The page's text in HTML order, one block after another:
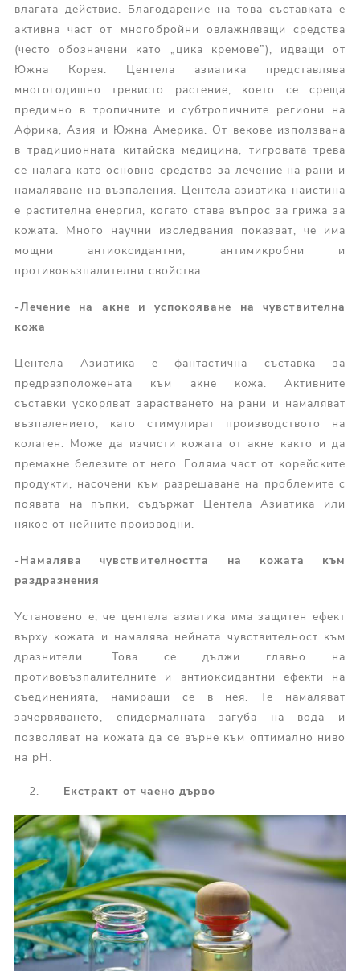
влагата действие. Благодарение на това съставката е
активна част от многобройни овлажняващи средства
(често обозначени като „цика кремове”), идващи от
Южна Корея. Центела азиатика представлява
многогодишно тревисто растение, което се среща
предимно в тропичните и субтропичните региони на
Африка, Азия и Южна Америка. От векове използвана
в традиционната китайска медицина, тигровата трева
се налага като основно средство за лечение на рани и
намаляване на възпаления. Центела азиатика наистина
е растителна енергия, когато става въпрос за грижа за
кожата. Много научни изследвания показват, че има
мощни антиоксидантни, антимикробни и
противовъзпалителни свойства.
-Лечение на акне и успокояване на чувствителна
кожа
Центела Азиатика е фантастична съставка за
предразположената към акне кожа. Активните
съставки ускоряват зарастването на рани и намаляват
възпалението, като стимулират производството на
колаген. Може да изчисти кожата от акне както и да
премахне белезите от него. Голяма част от корейските
продукти, насочени към разрешаване на проблемите с
появата на пъпки, съдържат Центела Азиатика или
някое от нейните производни.
-Намалява чувствителността на кожата към
раздразнения
Установено е, че центела азиатика има защитен ефект
върху кожата и намалява нейната чувствителност към
дразнители. Това се дължи главно на
противовъзпалителните и антиоксидантни ефекти на
съединенията, намиращи се в нея. Те намаляват
зачервяването, епидермалната загуба на вода и
позволяват на кожата да се върне към оптимално ниво
на pH.
Екстракт от чаено дърво